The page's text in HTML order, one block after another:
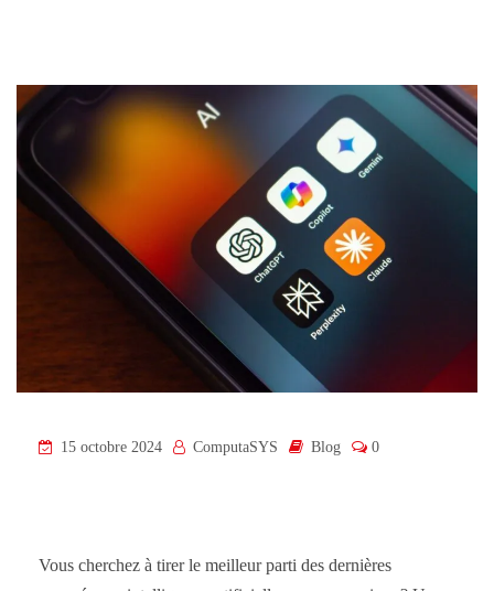
15 octobre 2024 ComputaSYS Blog 0
Vous cherchez à tirer le meilleur parti des dernières